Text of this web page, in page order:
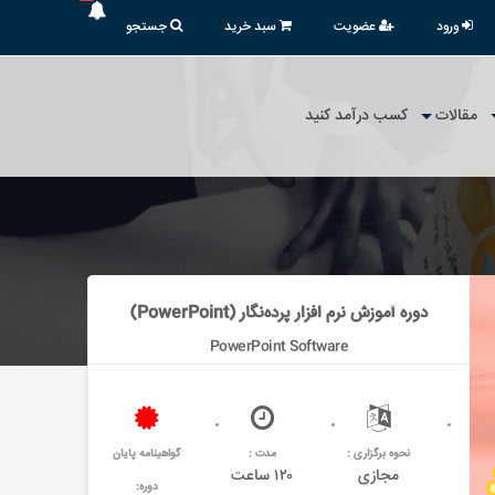
ورود عضویت سبد خرید جستجو
مقالات کسب درآمد کنید
دوره آموزش نرم افزار پرده‌نگار (PowerPoint)
PowerPoint Software
نحوه برگزاری :
مجازی
مدت :
۱۲۰ ساعت
گواهینامه پایان
دوره: